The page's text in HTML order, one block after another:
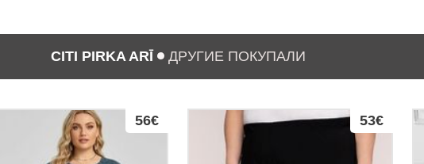
CITI PIRKA ARĪ ДРУГИЕ ПОКУПАЛИ
56€ 53€